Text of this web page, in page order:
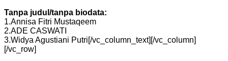
Tanpa judul/tanpa biodata:
1.Annisa Fitri Mustaqeem
2.ADE CASWATI
3.Widya Agustiani Putri[/vc_column_text][/vc_column]
[/vc_row]